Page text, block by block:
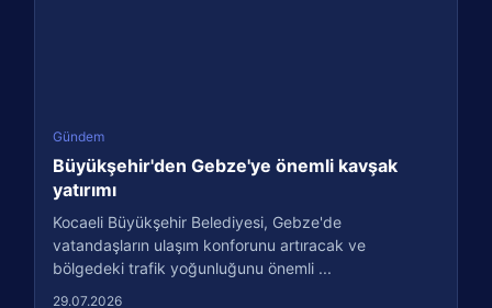
Gündem
Büyükşehir'den Gebze'ye önemli kavşak
yatırımı
Kocaeli Büyükşehir Belediyesi, Gebze'de
vatandaşların ulaşım konforunu artıracak ve
bölgedeki trafik yoğunluğunu önemli ...
29.07.2026